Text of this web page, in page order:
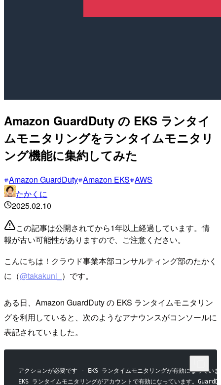
Amazon GuardDuty の EKS ランタイ
ムモニタリングをランタイムモニタリ
ング機能に集約してみた
Amazon GuardDuty Amazon EKS AWS
たかくに
2025.02.10
この記事は公開されてから1年以上経過しています。情
報が古い可能性がありますので、ご注意ください。
こんにちは！クラウド事業本部コンサルティング部のたかく
に（@takakuni_ ）です。
ある日、Amazon GuardDuty の EKS ランタイムモニタリン
グを利用していると、次のようなアナウンスがコンソールに
表記されていました。
アクションが必要です - EKS ランタイムモニタリングが有効になっていま
EKS ランタイムモニタリングがアカウントで有効になっています。